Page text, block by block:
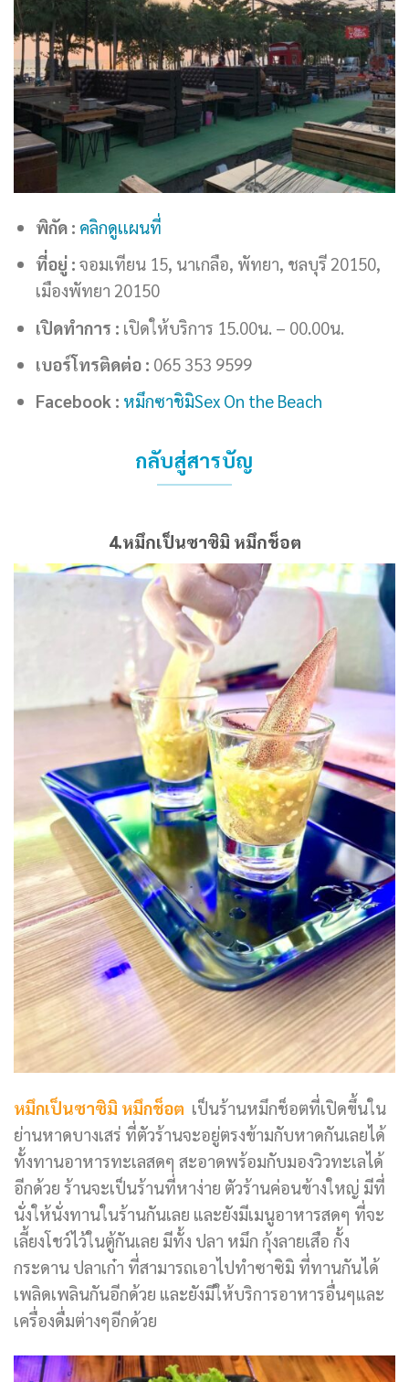
พิกัด : คลิกดูเเผนที่
ที่อยู่ : จอมเทียน 15, นาเกลือ, พัทยา, ชลบุรี 20150,
เมืองพัทยา 20150
เปิดทำการ : เปิดให้บริการ 15.00น. – 00.00น.
เบอร์โทรติดต่อ : 065 353 9599
Facebook : หมึกซาชิมิSex On the Beach
กลับสู่สารบัญ
4.หมึกเป็นซาซิมิ หมึกช็อต
หมึกเป็นซาซิมิ หมึกช็อต เป็นร้านหมึกช็อตที่เปิดขึ้นใน
ย่านหาดบางเสร่ ที่ตัวร้านจะอยู่ตรงข้ามกับหาดกันเลยได้
ทั้งทานอาหารทะเลสดๆ สะอาดพร้อมกับมองวิวทะเลได้
อีกด้วย ร้านจะเป็นร้านที่หาง่าย ตัวร้านค่อนข้างใหญ่ มีที่
นั่งให้นั่งทานในร้านกันเลย และยังมีเมนูอาหารสดๆ ที่จะ
เลี้ยงโชว์ไว้ในตู้กันเลย มีทั้ง ปลา หมึก กุ้งลายเสือ กั้ง
กระดาน ปลาเก๋า ที่สามารถเอาไปทำซาซิมิ ที่ทานกันได้
เพลิดเพลินกันอีกด้วย และยังมีให้บริการอาหารอื่นๆและ
เครื่องดื่มต่างๆอีกด้วย